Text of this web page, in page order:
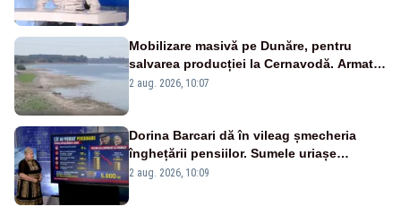
Mobilizare masivă pe Dunăre, pentru
salvarea producției la Cernavodă. Armata
va detona o stâncă și va devia apa
2 aug. 2026, 10:07
Dorina Barcari dă în vileag șmecheria
înghețării pensiilor. Sumele uriașe
pierdute de fiecare român
2 aug. 2026, 10:09